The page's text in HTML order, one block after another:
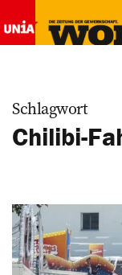
Schlagwort
Chilibi-